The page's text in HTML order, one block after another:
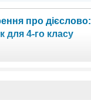
про дієслово:
для 4-го класу